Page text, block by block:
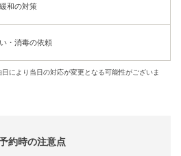
和の対策
・消毒の依頼
により当日の対応が変更となる可能性がございま
約時の注意点